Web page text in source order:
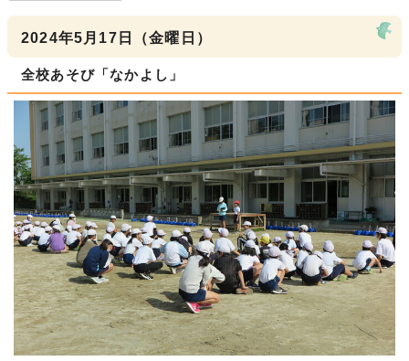
2024年5月17日（金曜日）
全校あそび「なかよし」